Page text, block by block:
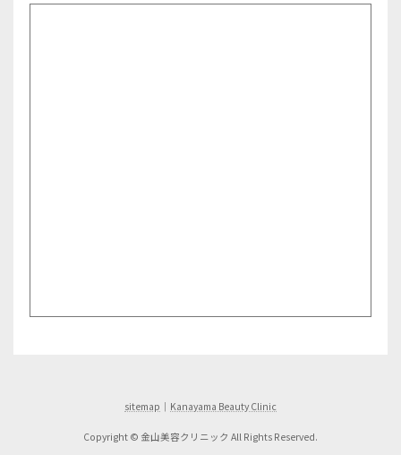
sitemap ｜ Kanayama Beauty Clinic
Copyright © 金山美容クリニック All Rights Reserved.